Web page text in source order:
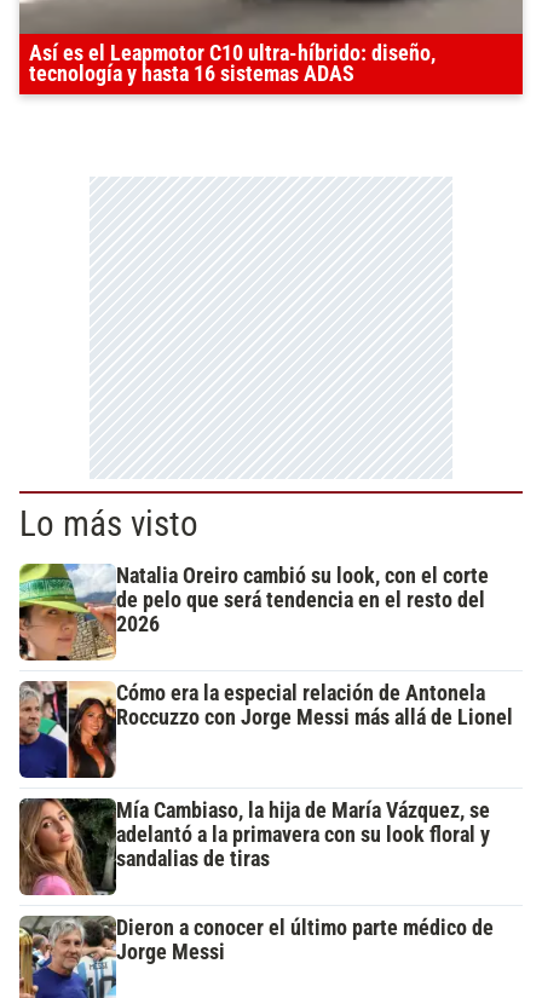
Así es el Leapmotor C10 ultra-híbrido: diseño,
tecnología y hasta 16 sistemas ADAS
Lo más visto
Natalia Oreiro cambió su look, con el corte
de pelo que será tendencia en el resto del
2026
Cómo era la especial relación de Antonela
Roccuzzo con Jorge Messi más allá de Lionel
Mía Cambiaso, la hija de María Vázquez, se
adelantó a la primavera con su look floral y
sandalias de tiras
Dieron a conocer el último parte médico de
Jorge Messi